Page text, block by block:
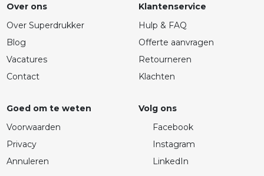
Over ons
Over Superdrukker
Blog
Vacatures
Contact
Klantenservice
Hulp & FAQ
Offerte aanvragen
Retourneren
Klachten
Goed om te weten
Voorwaarden
Privacy
Annuleren
Volg ons
Facebook
Instagram
LinkedIn